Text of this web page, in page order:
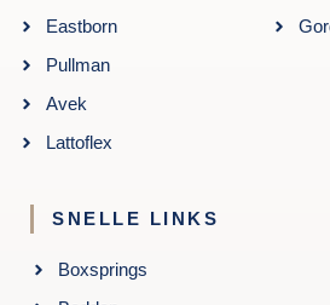
Eastborn
Pullman
Avek
Lattoflex
SNELLE LINKS
Boxsprings